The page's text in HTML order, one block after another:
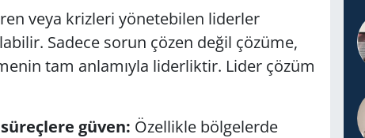
veya krizleri yönetebilen liderler
Sadece sorun çözen değil çözüme,
tam anlamıyla liderliktir. Lider çözüm
güven: Özellikle bölgelerde